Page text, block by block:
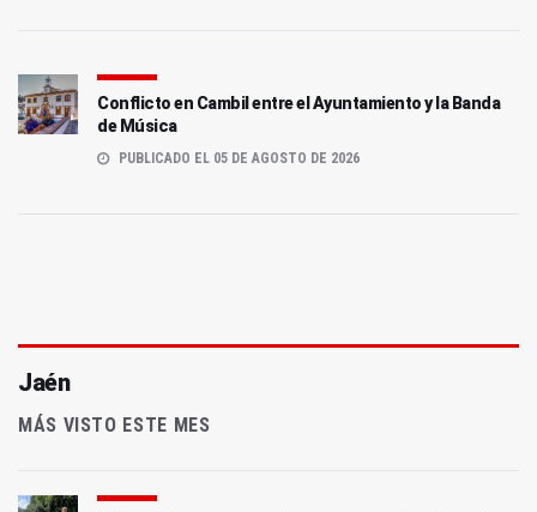
Conflicto en Cambil entre el Ayuntamiento y la Banda
de Música
PUBLICADO EL 05 DE AGOSTO DE 2026
Jaén
MÁS VISTO ESTE MES